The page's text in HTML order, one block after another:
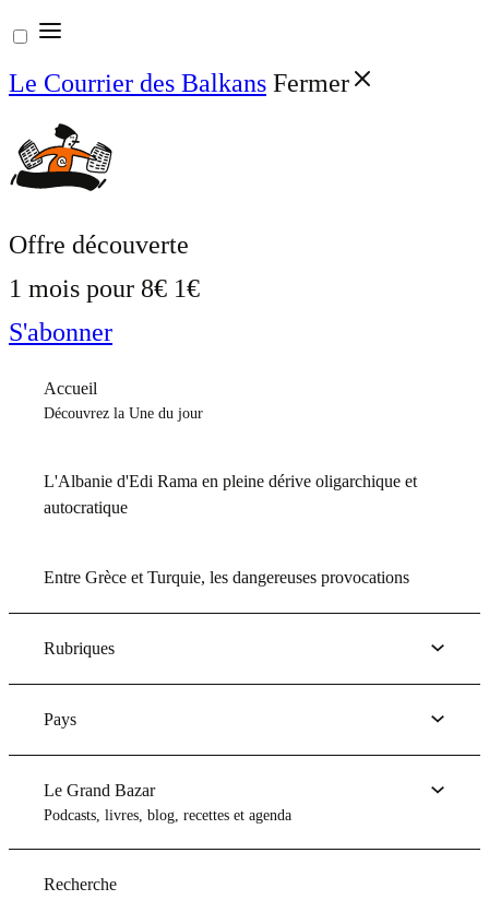
Aller
au
contenu
Le Courrier des Balkans Fermer
Offre découverte
1 mois pour 8€ 1€
S'abonner
Accueil
Découvrez la Une du jour
L'Albanie d'Edi Rama en pleine dérive oligarchique et
autocratique
Entre Grèce et Turquie, les dangereuses provocations
Rubriques
Pays
Le Grand Bazar
Podcasts, livres, blog, recettes et agenda
Recherche